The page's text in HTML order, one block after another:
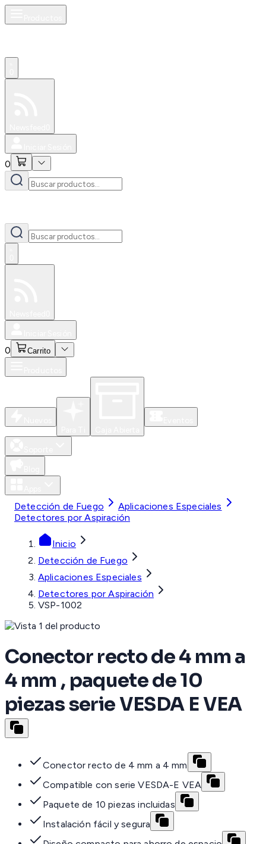
0
0 Carrito
Detección de Fuego
Aplicaciones Especiales
Detectores por Aspiración
Inicio
Detección de Fuego
Aplicaciones Especiales
Detectores por Aspiración
VSP-1002
Conector recto de 4 mm a
4 mm , paquete de 10
piezas serie VESDA E VEA
Conector recto de 4 mm a 4 mm
Compatible con serie VESDA-E VEA
Paquete de 10 piezas incluidas
Instalación fácil y segura